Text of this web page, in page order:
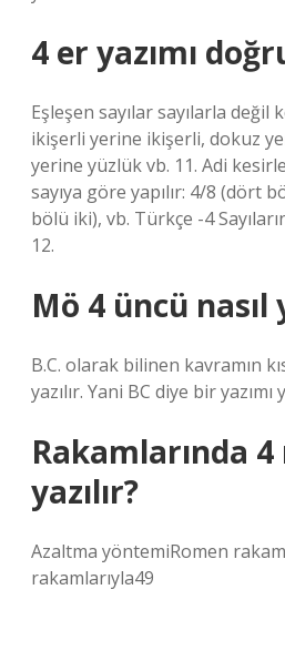
4 er yazımı
Eşleşen sayılar sayılarla değil
ikişerli yerine ikişerli, dokuz
yerine yüzlük vb. 11. Adi
sayıya göre yapılır: 4/8 (dört
bölü iki), vb. Türkçe -4
12.
Mö 4 üncü nasıl
B.C. olarak bilinen kavramın
yazılır. Yani BC diye bir yazımı
Rakamlarında 4
yazılır?
Azaltma yöntemiRomen
rakamlarıyla49